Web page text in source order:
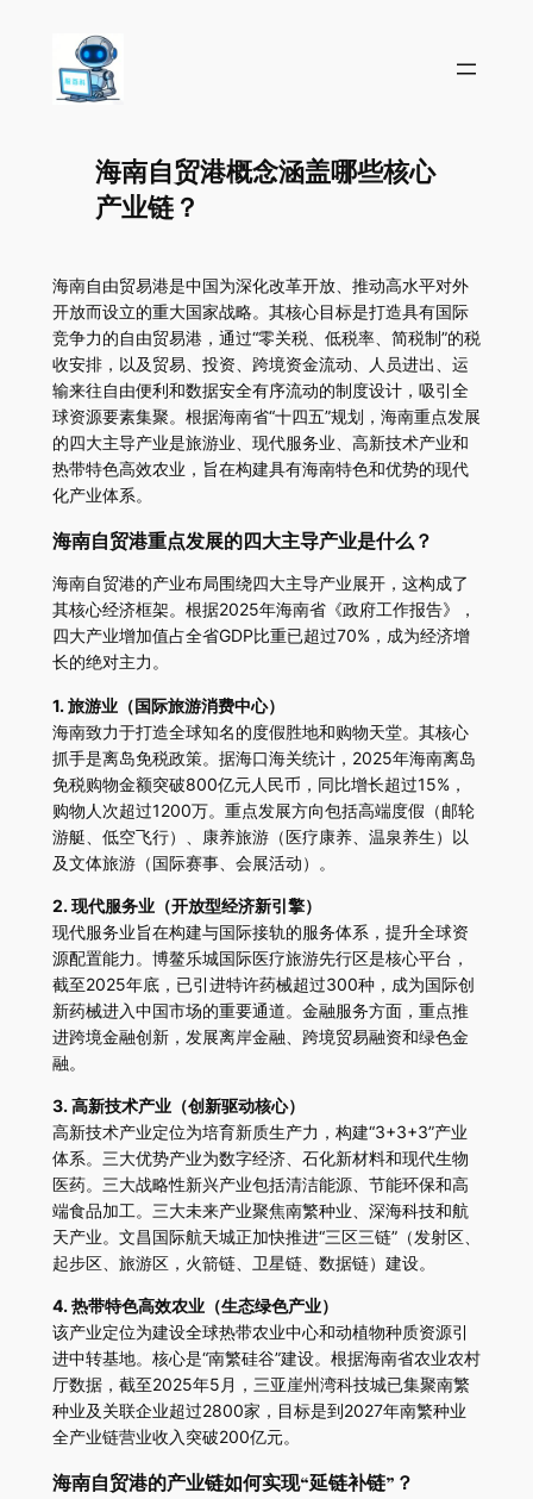
海南自贸港概念涵盖哪些核心
产业链？
海南自由贸易港是中国为深化改革开放、推动高水平对外
开放而设立的重大国家战略。其核心目标是打造具有国际
竞争力的自由贸易港，通过“零关税、低税率、简税制”的税
收安排，以及贸易、投资、跨境资金流动、人员进出、运
输来往自由便利和数据安全有序流动的制度设计，吸引全
球资源要素集聚。根据海南省“十四五”规划，海南重点发展
的四大主导产业是旅游业、现代服务业、高新技术产业和
热带特色高效农业，旨在构建具有海南特色和优势的现代
化产业体系。
海南自贸港重点发展的四大主导产业是什么？
海南自贸港的产业布局围绕四大主导产业展开，这构成了
其核心经济框架。根据2025年海南省《政府工作报告》，
四大产业增加值占全省GDP比重已超过70%，成为经济增
长的绝对主力。
1. 旅游业（国际旅游消费中心）
海南致力于打造全球知名的度假胜地和购物天堂。其核心
抓手是离岛免税政策。据海口海关统计，2025年海南离岛
免税购物金额突破800亿元人民币，同比增长超过15%，
购物人次超过1200万。重点发展方向包括高端度假（邮轮
游艇、低空飞行）、康养旅游（医疗康养、温泉养生）以
及文体旅游（国际赛事、会展活动）。
2. 现代服务业（开放型经济新引擎）
现代服务业旨在构建与国际接轨的服务体系，提升全球资
源配置能力。博鳌乐城国际医疗旅游先行区是核心平台，
截至2025年底，已引进特许药械超过300种，成为国际创
新药械进入中国市场的重要通道。金融服务方面，重点推
进跨境金融创新，发展离岸金融、跨境贸易融资和绿色金
融。
3. 高新技术产业（创新驱动核心）
高新技术产业定位为培育新质生产力，构建“3+3+3”产业
体系。三大优势产业为数字经济、石化新材料和现代生物
医药。三大战略性新兴产业包括清洁能源、节能环保和高
端食品加工。三大未来产业聚焦南繁种业、深海科技和航
天产业。文昌国际航天城正加快推进“三区三链”（发射区、
起步区、旅游区，火箭链、卫星链、数据链）建设。
4. 热带特色高效农业（生态绿色产业）
该产业定位为建设全球热带农业中心和动植物种质资源引
进中转基地。核心是“南繁硅谷”建设。根据海南省农业农村
厅数据，截至2025年5月，三亚崖州湾科技城已集聚南繁
种业及关联企业超过2800家，目标是到2027年南繁种业
全产业链营业收入突破200亿元。
海南自贸港的产业链如何实现“延链补链”？